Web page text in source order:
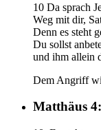
10 Da sprach
Weg mit dir,
Denn es steht
Du sollst
und ihm allein
Dem Angriff
Matthäus